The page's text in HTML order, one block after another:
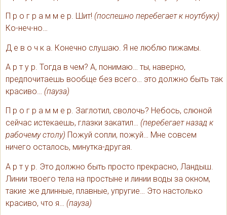
П р о г р а м м е р. Шит! (поспешно перебегает к ноутбуку)
Ко-неч-но…
Д е в о ч к а. Конечно слушаю. Я не люблю пижамы.
А р т у р. Тогда в чем? А, понимаю… ты, наверно,
предпочитаешь вообще без всего… это должно быть так
красиво… (пауза)
П р о г р а м м е р. Заглотил, сволочь? Небось, слюной
сейчас истекаешь, глазки закатил… (перебегает назад к
рабочему столу) Пожуй сопли, пожуй… Мне совсем
ничего осталось, минутка-другая.
А р т у р. Это должно быть просто прекрасно, Ландыш.
Линии твоего тела на простыне и линии воды за окном,
такие же длинные, плавные, упругие… Это настолько
красиво, что я… (пауза)